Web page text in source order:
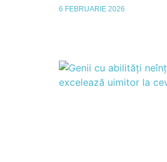
6 FEBRUARIE 2026